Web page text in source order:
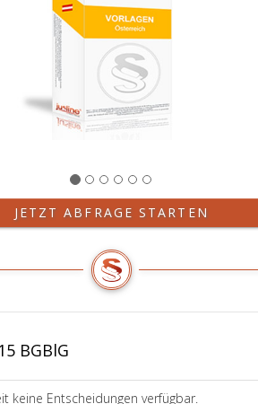
JETZT ABFRAGE STARTEN
BGBlG
keine Entscheidungen verfügbar.